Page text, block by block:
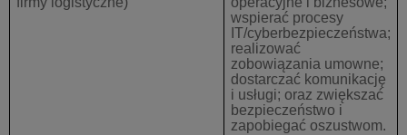
wspierać procesy
IT/cyberbezpieczeństwa;
realizować
zobowiązania umowne;
dostarczać komunikację
i usługi; oraz zwiększać
bezpieczeństwo i
zapobiegać oszustwom.